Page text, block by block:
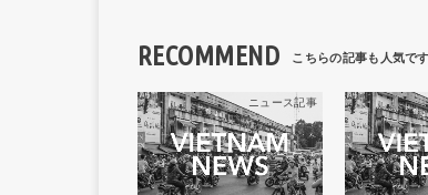
RECOMMEND
ニュース記事